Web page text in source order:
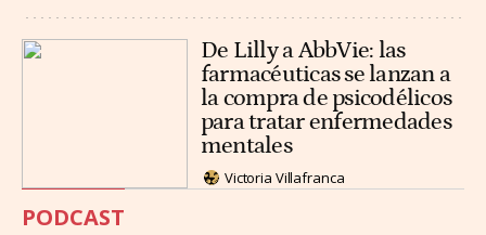
De Lilly a AbbVie: las
farmacéuticas se lanzan a
la compra de psicodélicos
para tratar enfermedades
mentales
Victoria Villafranca
PODCAST